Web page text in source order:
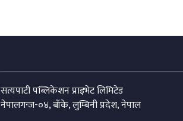
सत्यपाटी पब्लिकेशन प्राइभेट लिमिटेड
नेपालगन्ज-०४, बाँके, लुम्बिनी प्रदेश, नेपाल